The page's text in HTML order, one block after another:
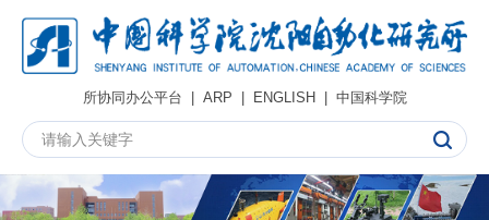
所协同办公平台 | ARP | ENGLISH| 中国科学院